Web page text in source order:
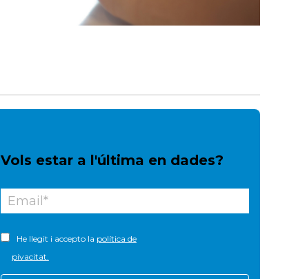
Vols estar a l'última en dades?
He llegit i accepto la política de
pivacitat.